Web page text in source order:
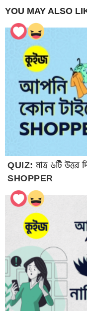
YOU MAY ALSO
QUIZ: মাত্র ৬টি উত্তর
SHOPPER